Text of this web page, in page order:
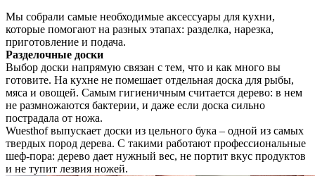
Мы собрали самые необходимые аксессуары для кухни,
которые помогают на разных этапах: разделка, нарезка,
приготовление и подача.
Разделочные доски
Выбор доски напрямую связан с тем, что и как много вы
готовите. На кухне не помешает отдельная доска для рыбы,
мяса и овощей. Самым гигиеничным считается дерево: в нем
не размножаются бактерии, и даже если доска сильно
пострадала от ножа.
Wuesthof выпускает доски из цельного бука – одной из самых
твердых пород дерева. С такими работают профессиональные
шеф-пора: дерево дает нужный вес, не портит вкус продуктов
и не тупит лезвия ножей.